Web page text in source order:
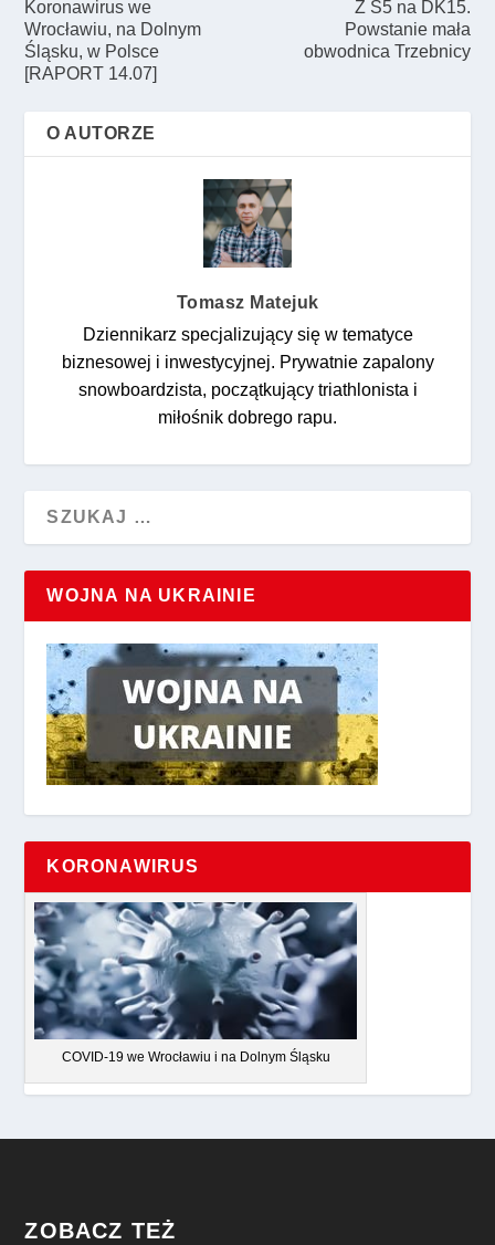
Koronawirus we
Wrocławiu, na Dolnym
Śląsku, w Polsce
[RAPORT 14.07]
Z S5 na DK15.
Powstanie mała
obwodnica Trzebnicy
O AUTORZE
Tomasz Matejuk
Dziennikarz specjalizujący się w tematyce
biznesowej i inwestycyjnej. Prywatnie zapalony
snowboardzista, początkujący triathlonista i
miłośnik dobrego rapu.
WOJNA NA UKRAINIE
KORONAWIRUS
COVID-19 we Wrocławiu i na Dolnym Śląsku
ZOBACZ TEŻ